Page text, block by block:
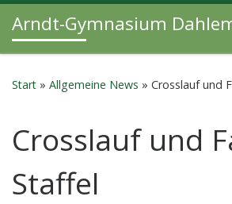
Zum Inhalt springen
Arndt-Gymnasium
Start » Allgemeine News » Crosslauf und
Crosslauf und
Staffel